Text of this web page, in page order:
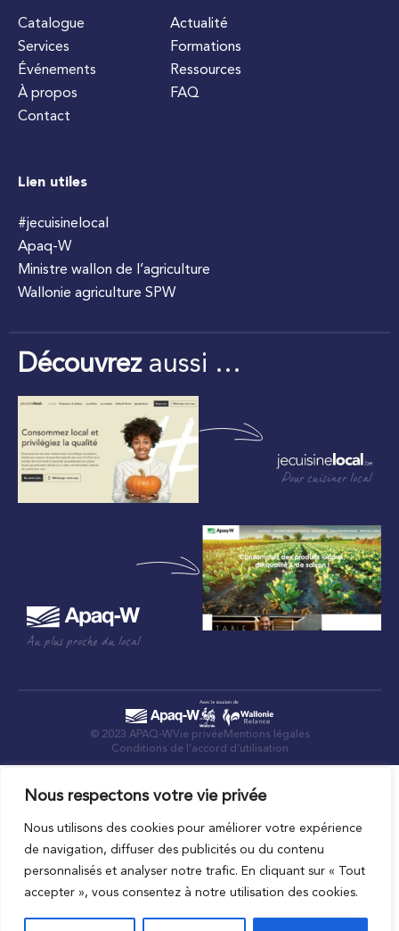
Nous respectons votre vie privée
Nous utilisons des cookies pour améliorer votre expérience
de navigation, diffuser des publicités ou du contenu
personnalisés et analyser notre trafic. En cliquant sur « Tout
accepter », vous consentez à notre utilisation des cookies.
Catalogue
Services
Événements
À propos
Contact
Actualité
Formations
Ressources
FAQ
Lien utiles
#jecuisinelocal
Apaq-W
Ministre wallon de l’agriculture
Wallonie agriculture SPW
Découvrezaussi …
Pour cuisiner local
Au plus proche du local
© 2023 APAQ-WVie privée Mentions légales
Conditions de l’accord d’utilisation